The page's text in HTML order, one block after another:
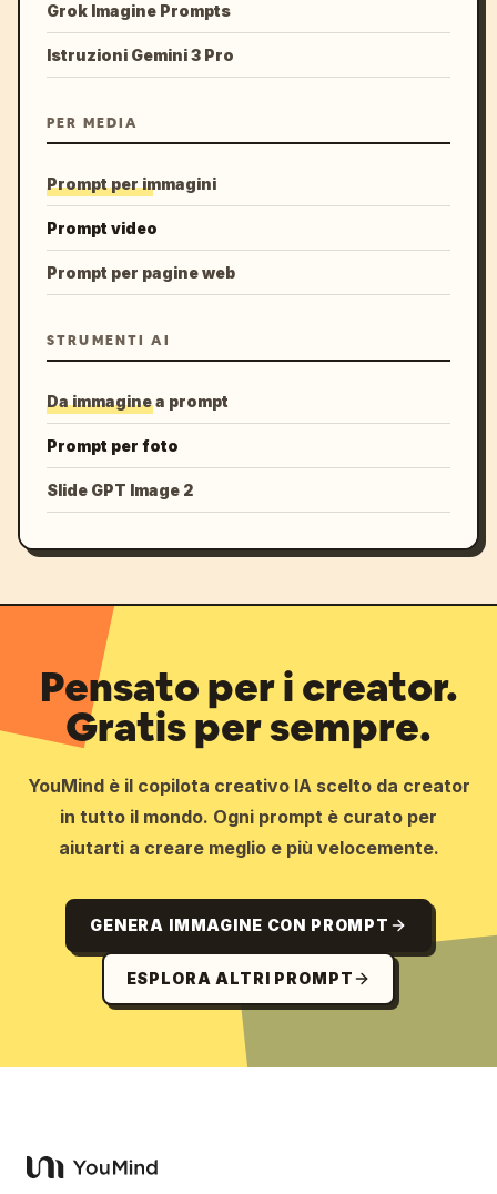
Grok Imagine Prompts
Istruzioni Gemini 3 Pro
PER MEDIA
Prompt per immagini
Prompt video
Prompt per pagine web
STRUMENTI AI
Da immagine a prompt
Prompt per foto
Slide GPT Image 2
Pensato per i creator.
Gratis per sempre.
YouMind è il copilota creativo IA scelto da creator
in tutto il mondo. Ogni prompt è curato per
aiutarti a creare meglio e più velocemente.
GENERA IMMAGINE CON PROMPT
ESPLORA ALTRI PROMPT